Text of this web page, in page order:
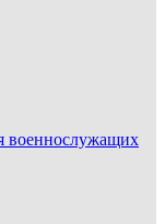
военнослужащих